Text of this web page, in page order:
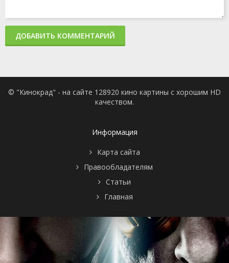
ДОБАВИТЬ КОММЕНТАРИЙ
© "Кинокрад" - на сайте 128920 кино картины с хорошим HD
качеством.
Информация
Карта сайта
Правообладателям
Статьи
Главная